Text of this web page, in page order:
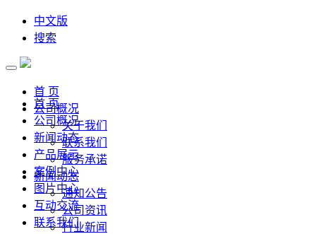
中文版
搜索
首 页
公司概况
关于我们
联系我们
服务承诺
新闻动态
通知公告
公司资讯
行业新闻
首 页
公司概况
新闻动态
产品展示
案例中心
图片中心
互动交流
联系我们